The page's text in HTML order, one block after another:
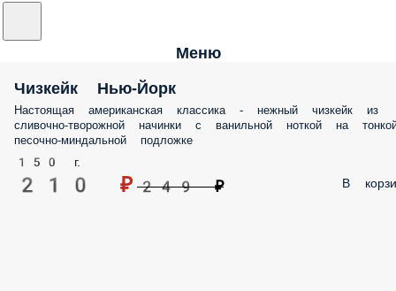
Меню
Чизкейк Нью-Йорк
Настоящая американская классика - нежный чизкейк из
сливочно-творожной начинки с ванильной ноткой на
песочно-миндальной подложке
150 г.
210 ₽ 249 ₽ В